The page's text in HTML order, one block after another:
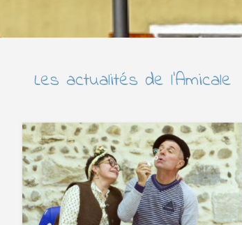
Les actualités de l’Amicale